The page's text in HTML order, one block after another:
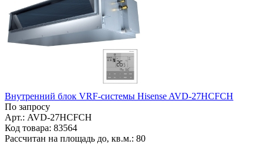
Внутренний блок VRF-системы Hisense AVD-27HCFCH
По запросу
Арт.: AVD-27HCFCH
Код товара: 83564
Рассчитан на площадь до, кв.м.: 80